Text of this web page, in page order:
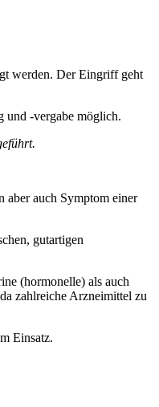
werden. Der Eingriff geht
und -vergabe möglich.
aber auch Symptom einer
gutartigen
(hormonelle) als auch
zahlreiche Arzneimittel zu
Einsatz.